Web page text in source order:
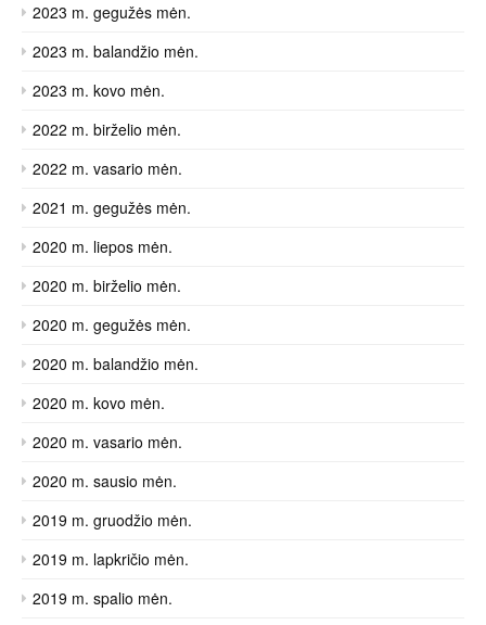
2023 m. gegužės mėn.
2023 m. balandžio mėn.
2023 m. kovo mėn.
2022 m. birželio mėn.
2022 m. vasario mėn.
2021 m. gegužės mėn.
2020 m. liepos mėn.
2020 m. birželio mėn.
2020 m. gegužės mėn.
2020 m. balandžio mėn.
2020 m. kovo mėn.
2020 m. vasario mėn.
2020 m. sausio mėn.
2019 m. gruodžio mėn.
2019 m. lapkričio mėn.
2019 m. spalio mėn.